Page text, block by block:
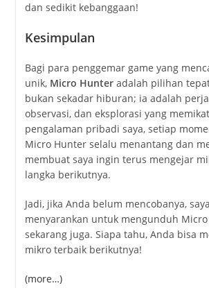
dan sedikit kebanggaan!
Kesimpulan
Bagi para penggemar game yang
unik, Micro Hunteradalah pilihan
bukan sekadar hiburan; ia adalah
observasi, dan eksplorasi yang
pengalaman pribadi saya, setiap
Micro Hunter selalu menantang dan
membuat saya ingin terus mengejar
langka berikutnya.
Jadi, jika Anda belum mencobanya,
menyarankan untuk mengunduh
sekarang juga. Siapa tahu, Anda bisa
mikro terbaik berikutnya!
(more…)